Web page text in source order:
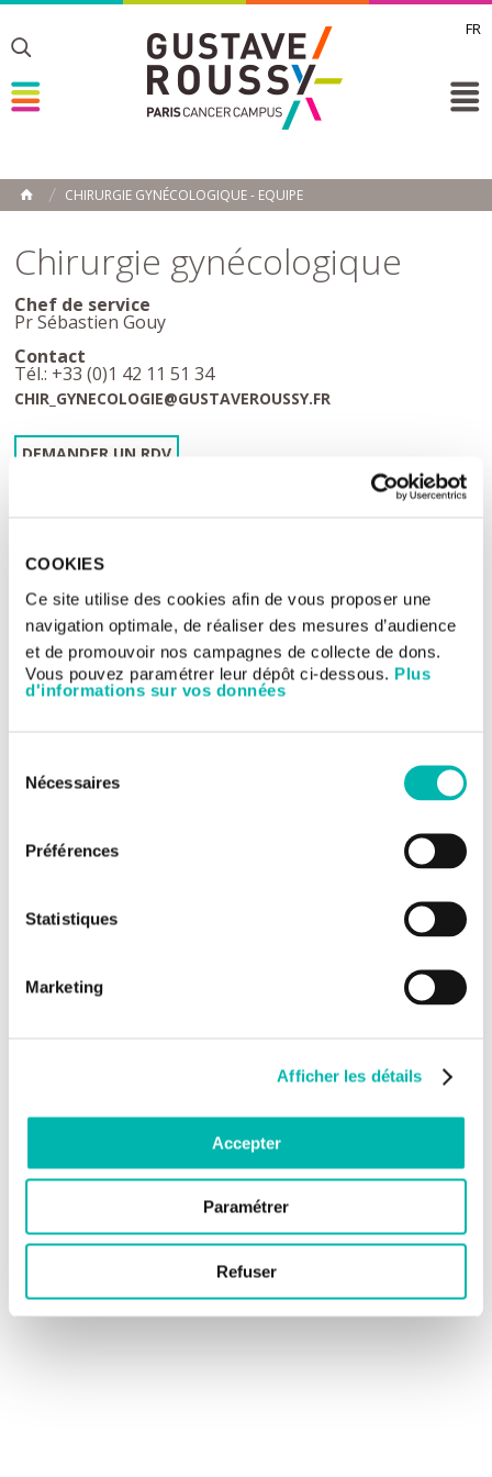
COOKIES
Ce site utilise des cookies afin de vous proposer une
navigation optimale, de réaliser des mesures d’audience
et de promouvoir nos campagnes de collecte de dons.
Vous pouvez paramétrer leur dépôt ci-dessous. Plus
d'informations sur vos données
Nécessaires
Préférences
Statistiques
Marketing
Afficher les détails
Accepter
Paramétrer
Refuser
FR
Toggle
Toggle
HOME
CHIRURGIE GYNÉCOLOGIQUE - EQUIPE
Chirurgie gynécologique
Chef de service
Pr Sébastien Gouy
Contact
Tél.: +33 (0)1 42 11 51 34
CHIR_GYNECOLOGIE@GUSTAVEROUSSY.FR
DEMANDER UN RDV
Equipe
Chirurgiens en chirurgie
Dr Stéphanie Scherier